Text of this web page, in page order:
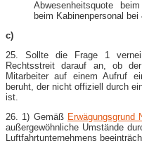
Abwesenheitsquote
beim Kabinenpersonal bei
c)
25. Sollte die Frage 1
Rechtsstreit darauf an, ob
Mitarbeiter auf einem Aufruf
beruht, der nicht offiziell durch
ist.
26. 1) Gemäß Erwägungsgrund
außergewöhnliche Umstände
Luftfahrtunternehmens